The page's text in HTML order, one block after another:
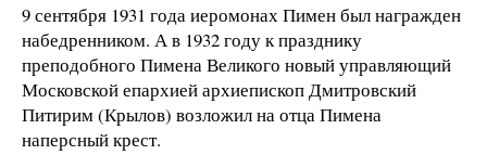
9 сентября 1931 года иеромонах Пимен был награжден
набедренником. А в 1932 году к празднику
преподобного Пимена Великого новый управляющий
Московской епархией архиепископ Дмитровский
Питирим (Крылов) возложил на отца Пимена
наперсный крест.